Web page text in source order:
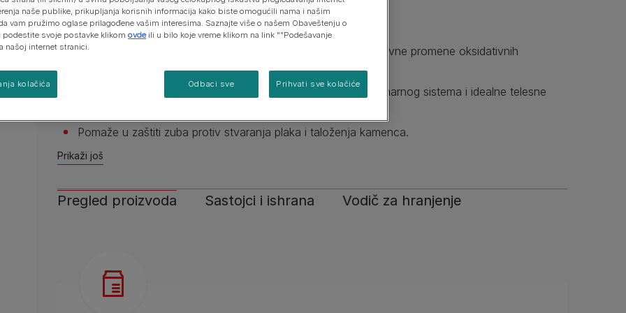
Pronađite svog psa Pronađite svoju mačku
Doprinosi održavanju zdravlja bubrega*.
Naučno razvijen za unapređenje zdravlja bubrega zbog pozitivne promene oksidativnih
parametara, primećenih nakon 6 nedelja**.
Formulisano za sterilisane mačke radi održavanja zdravlja urinarnog sistema i idealne telesne
Pomaže u zaštiti zuba protiv stvaranja plaka i taloženja kamenca.
Prikaži još
Pregled proizvoda Sastojci i ishrana Vodič za hranjenje
naše publike, prikupljanja korisnih informacija kako biste omogućili nama i našim
vam pružimo oglase prilagođene vašim interesima. Saznajte više o našem Obaveštenju o
podestite svoje postavke klikom ovdeili u bilo koje vreme klikom na link ""Podešavanje
našoj internet stranici.
kolačića Odbaci sve Prihvati sve kolačiće